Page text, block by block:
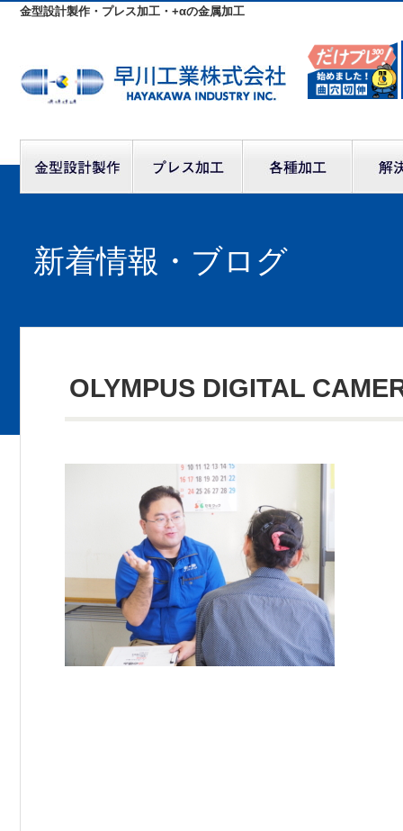
金型設計製作・プレス加工・+αの金属加工
新着情報・ブログ
OLYMPUS DIGITAL